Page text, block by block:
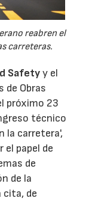
reabren el
carreteras.
Safetyy el
de Obras
próximo 23
técnico
la carretera',
el papel de
de
de la
cita, de